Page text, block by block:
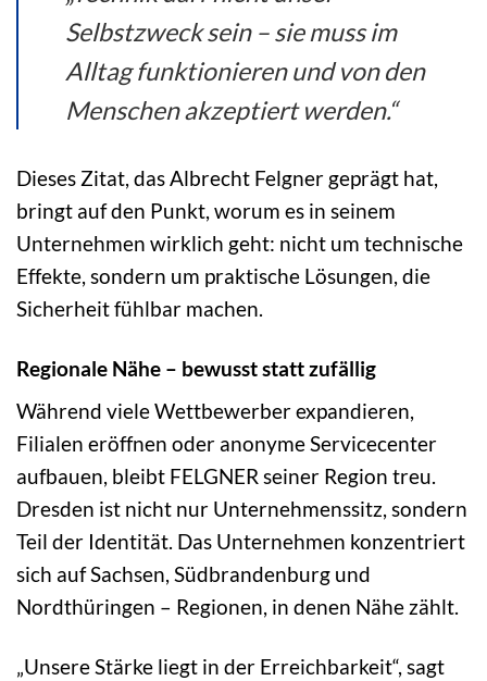
Selbstzweck sein – sie muss im
Alltag funktionieren und von den
Menschen akzeptiert werden.“
Dieses Zitat, das Albrecht Felgner geprägt hat,
bringt auf den Punkt, worum es in seinem
Unternehmen wirklich geht: nicht um technische
Effekte, sondern um praktische Lösungen, die
Sicherheit fühlbar machen.
Regionale Nähe – bewusst statt zufällig
Während viele Wettbewerber expandieren,
Filialen eröffnen oder anonyme Servicecenter
aufbauen, bleibt FELGNER seiner Region treu.
Dresden ist nicht nur Unternehmenssitz, sondern
Teil der Identität. Das Unternehmen konzentriert
sich auf Sachsen, Südbrandenburg und
Nordthüringen – Regionen, in denen Nähe zählt.
„Unsere Stärke liegt in der Erreichbarkeit“, sagt